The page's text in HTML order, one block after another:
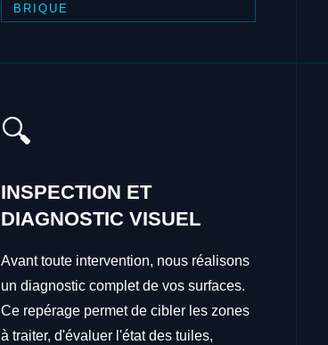
BRIQUE
🔍
INSPECTION ET
DIAGNOSTIC VISUEL
Avant toute intervention, nous réalisons
un diagnostic complet de vos surfaces.
Ce repérage permet de cibler les zones
à traiter, d'évaluer l'état des tuiles,